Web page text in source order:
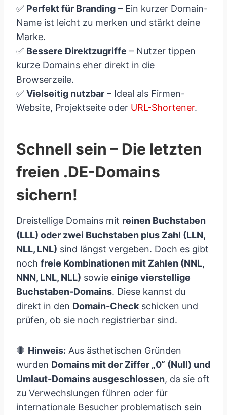
✅ Perfekt für Branding – Ein kurzer Domain-
Name ist leicht zu merken und stärkt deine
Marke.
✅ Bessere Direktzugriffe – Nutzer tippen
kurze Domains eher direkt in die
Browserzeile.
✅ Vielseitig nutzbar – Ideal als Firmen-
Website, Projektseite oder URL-Shortener.
Schnell sein – Die letzten
freien .DE-Domains
sichern!
Dreistellige Domains mit reinen Buchstaben
(LLL) oder zwei Buchstaben plus Zahl (LLN,
NLL, LNL) sind längst vergeben. Doch es gibt
noch freie Kombinationen mit Zahlen (NNL,
NNN, LNL, NLL) sowie einige vierstellige
Buchstaben-Domains. Diese kannst du
direkt in den Domain-Check schicken und
prüfen, ob sie noch registrierbar sind.
🛑 Hinweis: Aus ästhetischen Gründen
wurden Domains mit der Ziffer „0“ (Null) und
Umlaut-Domains ausgeschlossen, da sie oft
zu Verwechslungen führen oder für
internationale Besucher problematisch sein